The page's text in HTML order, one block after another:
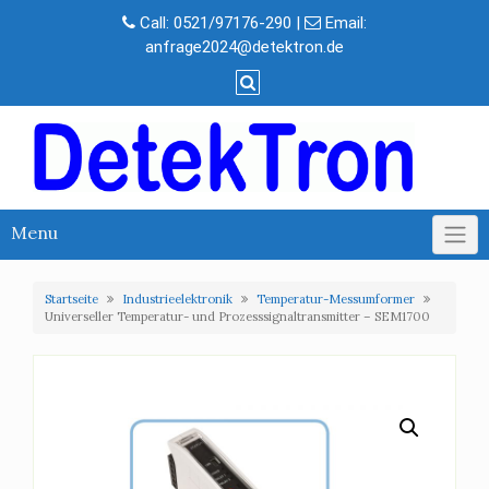
Call: 0521/97176-290 |
Email:
anfrage2024@detektron.de
Menu
Startseite Industrieelektronik
Temperatur-Messumformer
Universeller Temperatur- und Prozesssignaltransmitter – SEM1700